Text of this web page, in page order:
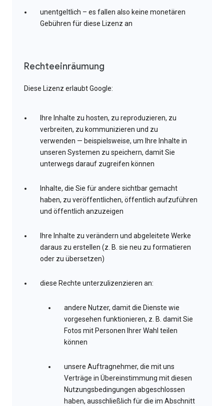
unentgeltlich – es fallen also keine monetären
Gebühren für diese Lizenz an
Rechteeinräumung
Diese Lizenz erlaubt Google:
Ihre Inhalte zu hosten, zu reproduzieren, zu
verbreiten, zu kommunizieren und zu
verwenden — beispielsweise, um Ihre Inhalte in
unseren Systemen zu speichern, damit Sie
unterwegs darauf zugreifen können
Inhalte, die Sie für andere sichtbar gemacht
haben, zu veröffentlichen, öffentlich aufzuführen
und öffentlich anzuzeigen
Ihre Inhalte zu verändern und abgeleitete Werke
daraus zu erstellen (z. B. sie neu zu formatieren
oder zu übersetzen)
diese Rechte unterzulizenzieren an:
andere Nutzer, damit die Dienste wie
vorgesehen funktionieren, z. B. damit Sie
Fotos mit Personen Ihrer Wahl teilen
können
unsere Auftragnehmer, die mit uns
Verträge in Übereinstimmung mit diesen
Nutzungsbedingungen abgeschlossen
haben, ausschließlich für die im Abschnitt